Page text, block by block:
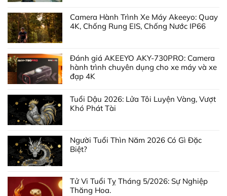
Camera Hành Trình Xe Máy Akeeyo: Quay
4K, Chống Rung EIS, Chống Nước IP66
Đánh giá AKEEYO AKY-730PRO: Camera
hành trình chuyên dụng cho xe máy và xe
đạp 4K
Tuổi Dậu 2026: Lửa Tôi Luyện Vàng, Vượt
Khó Phát Tài
Người Tuổi Thìn Năm 2026 Có Gì Đặc
Biệt?
Tử Vi Tuổi Tỵ Tháng 5/2026: Sự Nghiệp
Thăng Hoa.